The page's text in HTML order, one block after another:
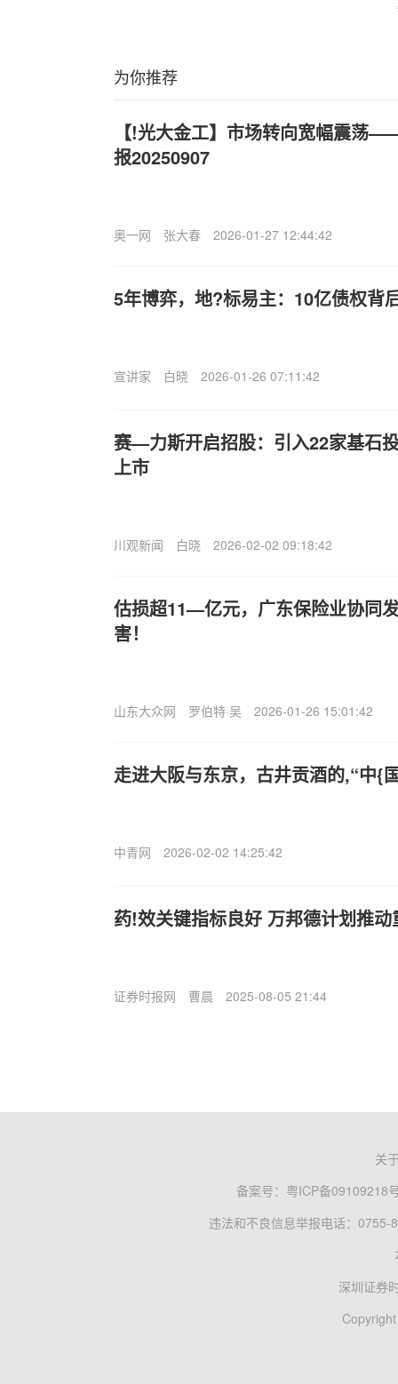
为你推荐
【!光大金工】市场转向宽幅震荡
报20250907
奥一网 张大春 2026-01-27 12:44:42
5年博弈，地?标易主：10亿债权背
宣讲家 白晓 2026-01-26 07:11:42
赛—力斯开启招股：引入22家基石
上市
川观新闻 白晓 2026-02-02 09:18:42
估损超11—亿元，广东保险业协同
害！
山东大众网 罗伯特·吴 2026-01-26 15:01:42
走进大阪与东京，古井贡酒的,“中{
中青网 2026-02-02 14:25:42
药!效关键指标良好 万邦德计划推
证券时报网 曹晨 2025-08-05 21:44
关
备案号： 粤ICP备09109218
违法和不良信息举报电话：0755-
深圳证券